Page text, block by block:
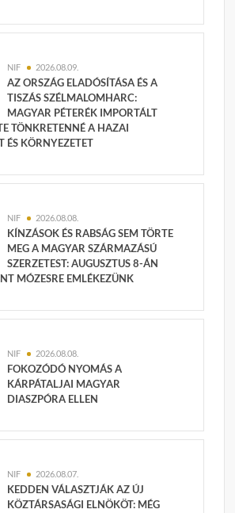
NIF 2026.08.09.
AZ ORSZÁG ELADÓSÍTÁSA ÉS A
TISZÁS SZÉLMALOMHARC:
MAGYAR PÉTERÉK IMPORTÁLT
TÖNKRETENNÉ A HAZAI
ÉS KÖRNYEZETET
NIF 2026.08.08.
KÍNZÁSOK ÉS RABSÁG SEM TÖRTE
MEG A MAGYAR SZÁRMAZÁSÚ
SZERZETEST: AUGUSZTUS 8-ÁN
MÓZESRE EMLÉKEZÜNK
NIF 2026.08.08.
FOKOZÓDÓ NYOMÁS A
KÁRPÁTALJAI MAGYAR
DIASZPÓRA ELLEN
NIF 2026.08.07.
KEDDEN VÁLASZTJÁK AZ ÚJ
KÖZTÁRSASÁGI ELNÖKÖT: MÉG